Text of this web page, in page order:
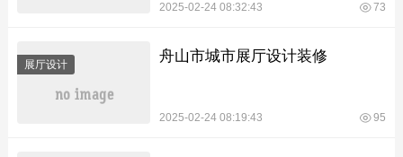
2025-02-24 08:32:43 73
展厅设计 舟山市城市展厅设计装修
2025-02-24 08:19:43 95